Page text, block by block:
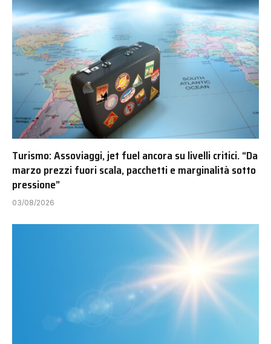
Turismo: Assoviaggi, jet fuel ancora su livelli critici. “Da
marzo prezzi fuori scala, pacchetti e marginalità sotto
pressione”
03/08/2026